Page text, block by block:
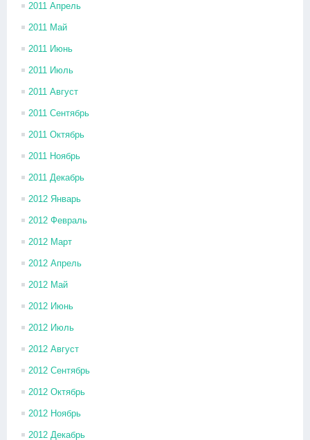
2011 Апрель
2011 Май
2011 Июнь
2011 Июль
2011 Август
2011 Сентябрь
2011 Октябрь
2011 Ноябрь
2011 Декабрь
2012 Январь
2012 Февраль
2012 Март
2012 Апрель
2012 Май
2012 Июнь
2012 Июль
2012 Август
2012 Сентябрь
2012 Октябрь
2012 Ноябрь
2012 Декабрь